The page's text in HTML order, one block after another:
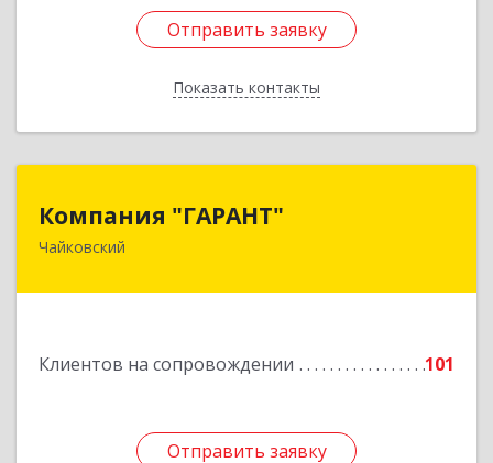
Отправить заявку
Показать контакты
Отправить заявку
Назад
Компания "ГАРАНТ"
Чайковский
Клиентов на сопровождении 101
Отправить заявку
617760, Пермский край, Чайковский г, Карла
Отправить заявку